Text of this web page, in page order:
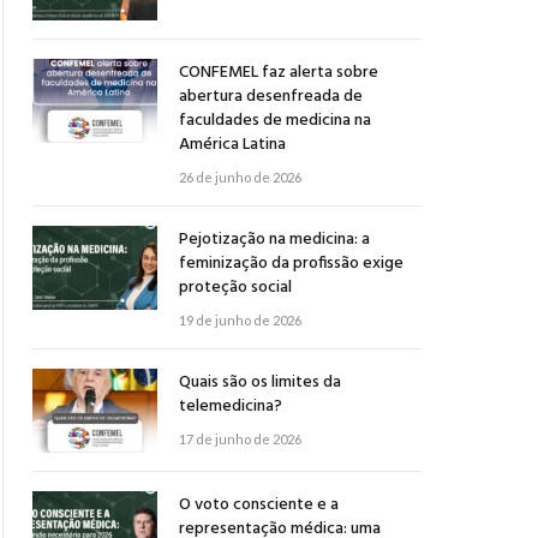
CONFEMEL faz alerta sobre
abertura desenfreada de
faculdades de medicina na
América Latina
26 de junho de 2026
Pejotização na medicina: a
feminização da profissão exige
proteção social
19 de junho de 2026
Quais são os limites da
telemedicina?
17 de junho de 2026
O voto consciente e a
representação médica: uma